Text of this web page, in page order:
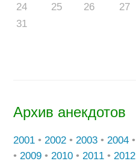
24
25 26 27
31
Архив анекдотов
2001 • 2002 • 2003 • 2004 •
• 2009 • 2010 • 2011 • 2012